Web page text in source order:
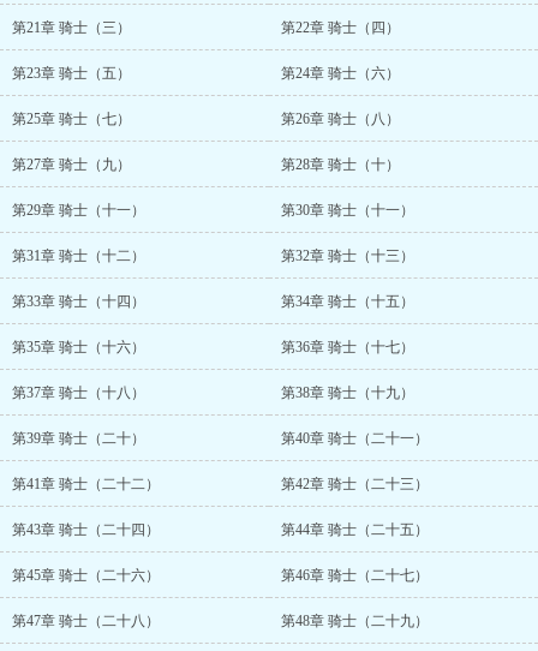
第21章 骑士（三） 第22章 骑士（四）
第23章 骑士（五） 第24章 骑士（六）
第25章 骑士（七） 第26章 骑士（八）
第27章 骑士（九） 第28章 骑士（十）
第29章 骑士（十一） 第30章 骑士（十一）
第31章 骑士（十二） 第32章 骑士（十三）
第33章 骑士（十四） 第34章 骑士（十五）
第35章 骑士（十六） 第36章 骑士（十七）
第37章 骑士（十八） 第38章 骑士（十九）
第39章 骑士（二十） 第40章 骑士（二十一）
第41章 骑士（二十二） 第42章 骑士（二十三）
第43章 骑士（二十四） 第44章 骑士（二十五）
第45章 骑士（二十六） 第46章 骑士（二十七）
第47章 骑士（二十八） 第48章 骑士（二十九）